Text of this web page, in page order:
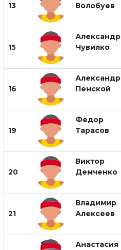
13
Волобуев
15
Александр
Чувилко
16
Александр
Пенской
19
Федор
Тарасов
20
Виктор
Демченко
21
Владимир
Алексеев
Анастасия